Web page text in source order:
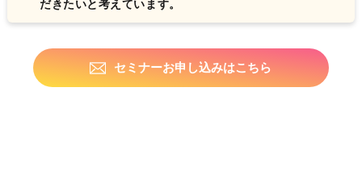
だきたいと考えています。
セミナーお申し込みはこちら